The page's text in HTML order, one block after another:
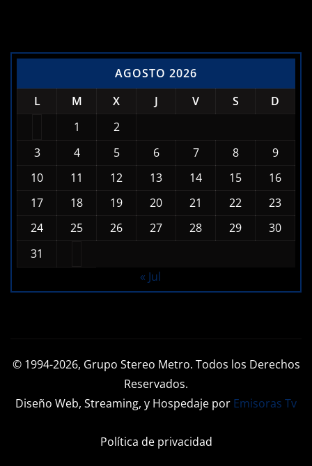
AGOSTO 2026
L
M X J V S
D
1
2
3
4 5 6 7 8
9
10
11 12 13 14 15
16
17
27
© 1994-2026, Grupo Stereo Metro. Todos los Derechos
Reservados.
Diseño Web, Streaming, y Hospedaje por